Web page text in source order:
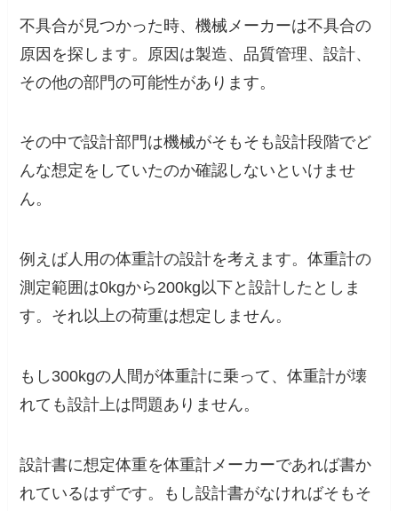
不具合が見つかった時、機械メーカーは不具合の
原因を探します。原因は製造、品質管理、設計、
その他の部門の可能性があります。
その中で設計部門は機械がそもそも設計段階でど
んな想定をしていたのか確認しないといけませ
ん。
例えば人用の体重計の設計を考えます。体重計の
測定範囲は0kgから200kg以下と設計したとしま
す。それ以上の荷重は想定しません。
もし300kgの人間が体重計に乗って、体重計が壊
れても設計上は問題ありません。
設計書に想定体重を体重計メーカーであれば書か
れているはずです。もし設計書がなければそもそ